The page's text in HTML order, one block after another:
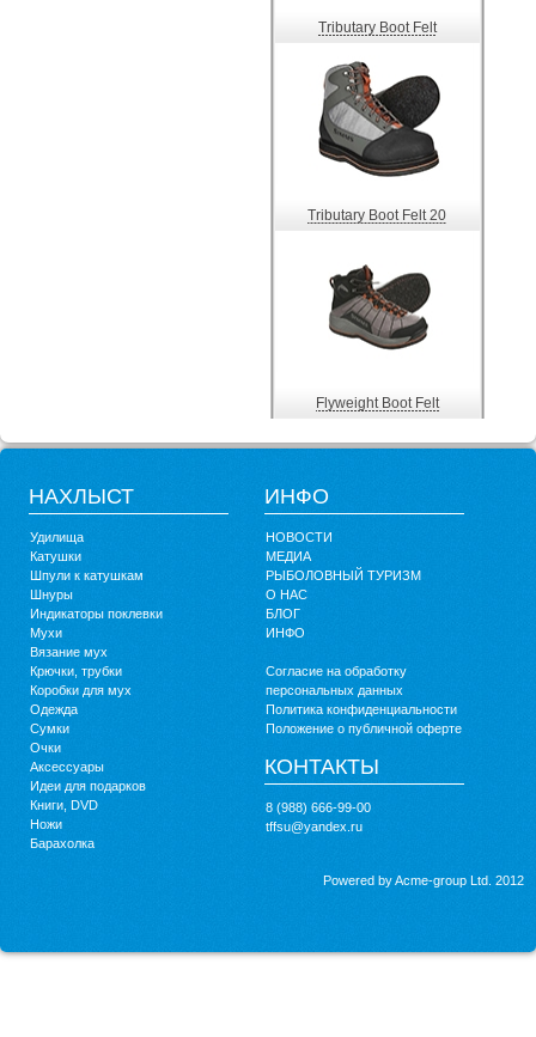
Tributary Boot Felt
Tributary Boot Felt 20
Flyweight Boot Felt
НАХЛЫСТ
Удилища
Катушки
Шпули к катушкам
Шнуры
Индикаторы поклевки
Мухи
Вязание мух
Крючки, трубки
Коробки для мух
Одежда
Сумки
Очки
Аксессуары
Идеи для подарков
Книги, DVD
Ножи
Барахолка
ИНФО
НОВОСТИ
МЕДИА
РЫБОЛОВНЫЙ ТУРИЗМ
О НАС
БЛОГ
ИНФО
Согласие на обработку
персональных данных
Политика конфиденциальности
Положение о публичной оферте
КОНТАКТЫ
8 (988) 666-99-00
tffsu@yandex.ru
Powered by Acme-group Ltd. 2012